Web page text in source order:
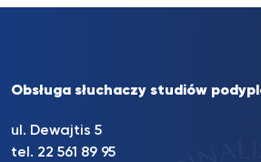
Obsługa słuchaczy studiów
ul. Dewajtis 5
tel. 22 561 89 95